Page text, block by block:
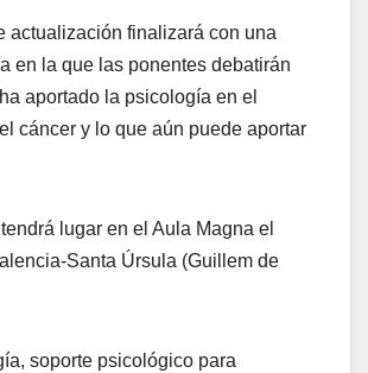
actualización finalizará con una
en la que las ponentes debatirán
aportado la psicología en el
cáncer y lo que aún puede aportar
lugar en el Aula Magna el
Santa Úrsula (Guillem de
soporte psicológico para